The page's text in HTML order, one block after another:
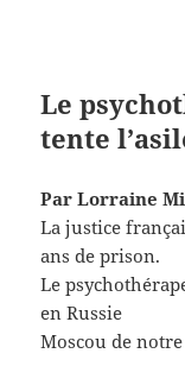
Le
tente
Par Lorraine
La justice
ans de prison.
Le
en Russie
Moscou de